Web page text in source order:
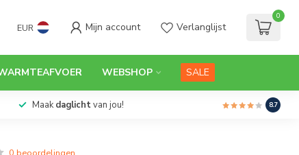
EUR Mijn account Verlanglijst
0
WEBSHOP SALE
door dakwerkers Maak
8.7
0 beoordelingen